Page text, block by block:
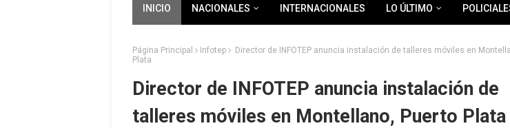
INICIO NACIONALES INTERNACIONALES LO ÚLTIMO
Página Principal Infotep
Director de INFOTEP anuncia instalación de talleres móviles en
Plata
Director de INFOTEP anuncia instalación de
talleres móviles en Montellano, Puerto Plata